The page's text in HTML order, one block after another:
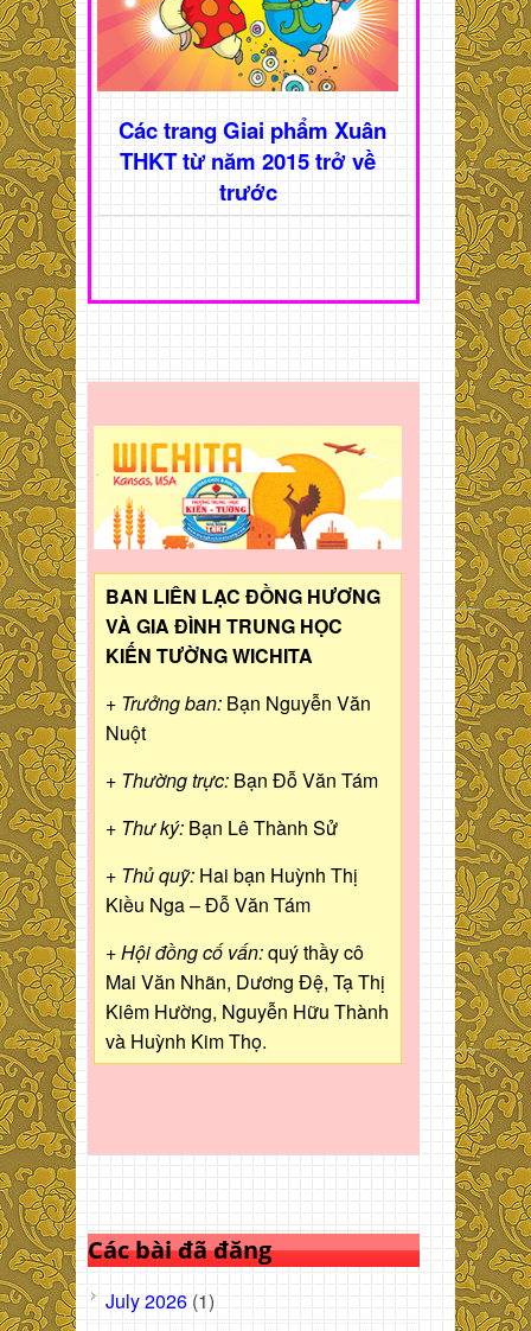
Các trang Giai phẩm Xuân
THKT từ năm 2015 trở về
trước
BAN LIÊN LẠC ĐỒNG HƯƠNG
VÀ GIA ĐÌNH TRUNG HỌC
KIẾN TƯỜNG WICHITA
+ Trưởng ban: Bạn Nguyễn Văn
Nuột
+ Thường trực: Bạn Đỗ Văn Tám
+ Thư ký: Bạn Lê Thành Sử
+ Thủ quỹ: Hai bạn Huỳnh Thị
Kiều Nga – Đỗ Văn Tám
+ Hội đồng cố vấn:quý thầy cô
Mai Văn Nhãn, Dương Đệ, Tạ Thị
Kiêm Hường, Nguyễn Hữu Thành
và Huỳnh Kim Thọ.
Các bài đã đăng
July 2026 (1)